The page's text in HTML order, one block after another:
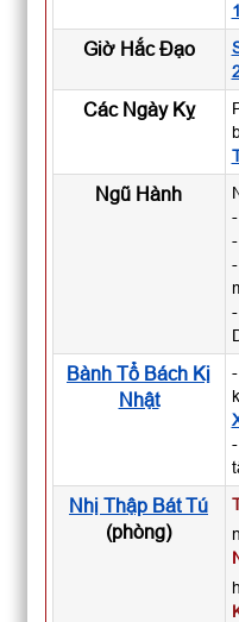
Giờ Hắc Đạo
Các Ngày Kỵ
Ngũ Hành
Bành Tổ Bách Kị
Nhật
-
Nhị Thập Bát Tú
(phòng)